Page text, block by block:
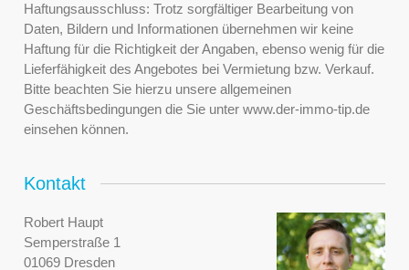
Haftungsausschluss: Trotz sorgfältiger Bearbeitung von
Daten, Bildern und Informationen übernehmen wir keine
Haftung für die Richtigkeit der Angaben, ebenso wenig für die
Lieferfähigkeit des Angebotes bei Vermietung bzw. Verkauf.
Bitte beachten Sie hierzu unsere allgemeinen
Geschäftsbedingungen die Sie unter www.der-immo-tip.de
einsehen können.
Kontakt
Robert Haupt
Semperstraße 1
01069 Dresden